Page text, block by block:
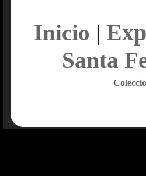
Inicio |
Santa